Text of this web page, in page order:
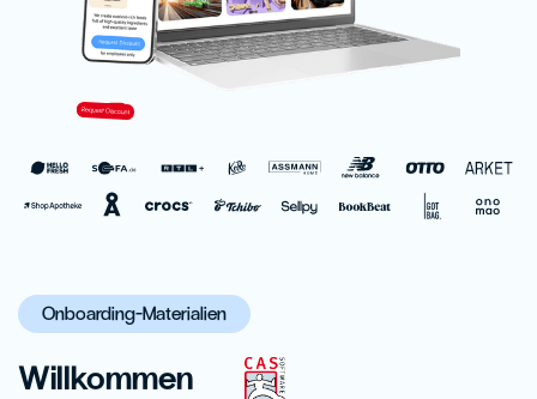
Onboarding-Materialien
Willkommen